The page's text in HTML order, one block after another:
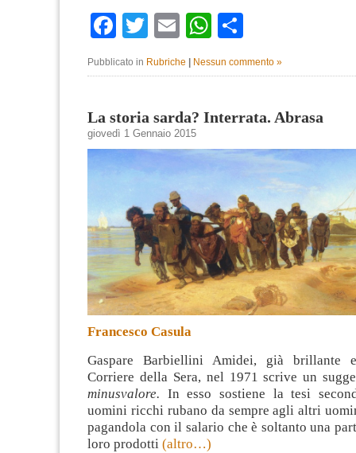
Facebook
Twitter
EmailWhatsApp
Pubblicato in Rubriche | Nessun commento »
La storia sarda? Interrata. Abrasa
giovedì 1 Gennaio 2015
Francesco Casula
Gaspare Barbiellini Amidei, già brillante
Corriere della Sera, nel 1971 scrive un
minusvalore. In esso sostiene la tesi
uomini ricchi rubano da sempre agli altri
pagandola con il salario che è soltanto una
loro prodotti (altro…)